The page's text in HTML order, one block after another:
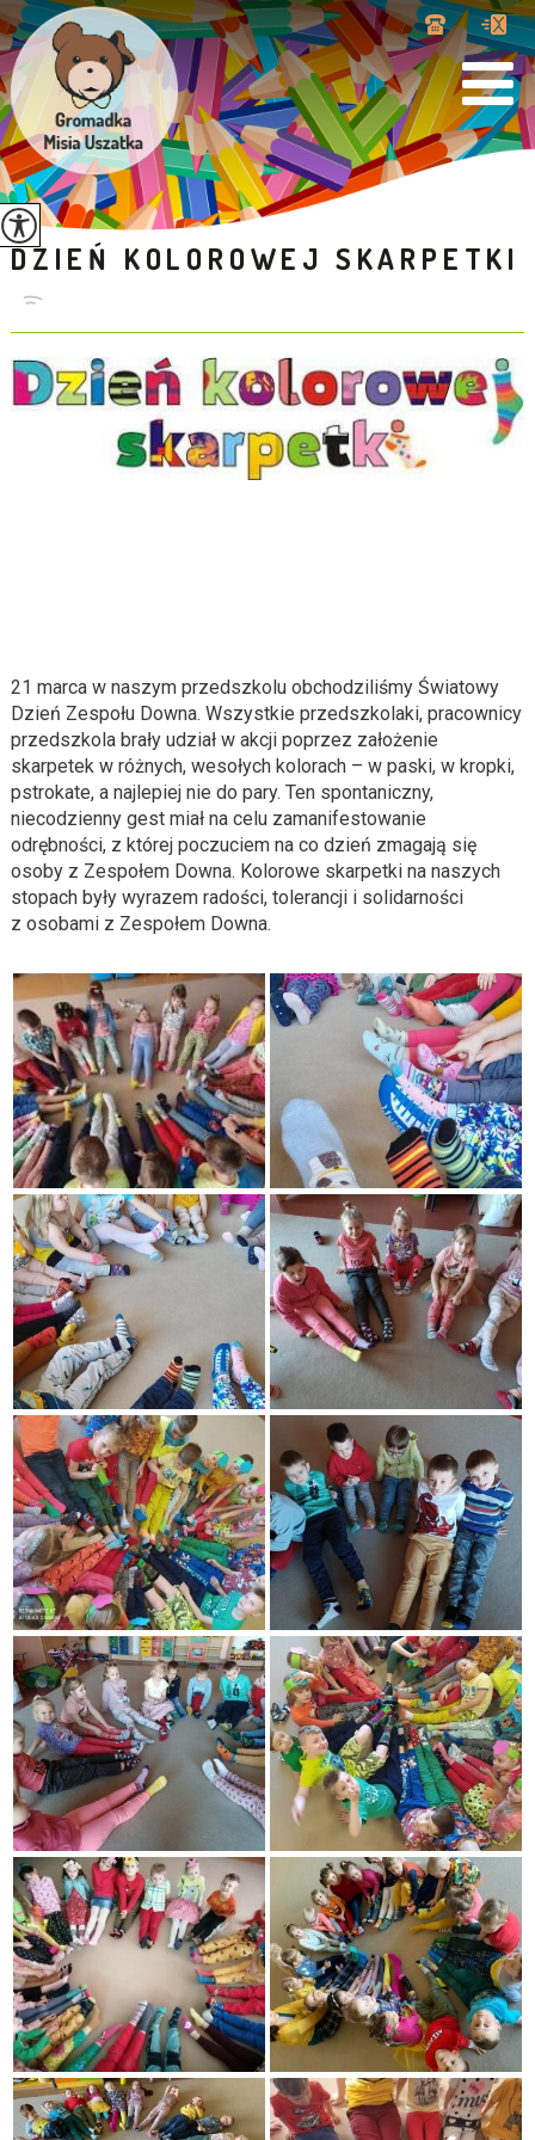
DZIEŃ KOLOROWEJ SKARPETKI
21 marca w naszym przedszkolu obchodziliśmy Światowy
Dzień Zespołu Downa. Wszystkie przedszkolaki, pracownicy
przedszkola brały udział w akcji poprzez założenie
skarpetek w różnych, wesołych kolorach – w paski, w kropki,
pstrokate, a najlepiej nie do pary. Ten spontaniczny,
niecodzienny gest miał na celu zamanifestowanie
odrębności, z której poczuciem na co dzień zmagają się
osoby z Zespołem Downa. Kolorowe skarpetki na naszych
stopach były wyrazem radości, tolerancji i solidarności
z osobami z Zespołem Downa.